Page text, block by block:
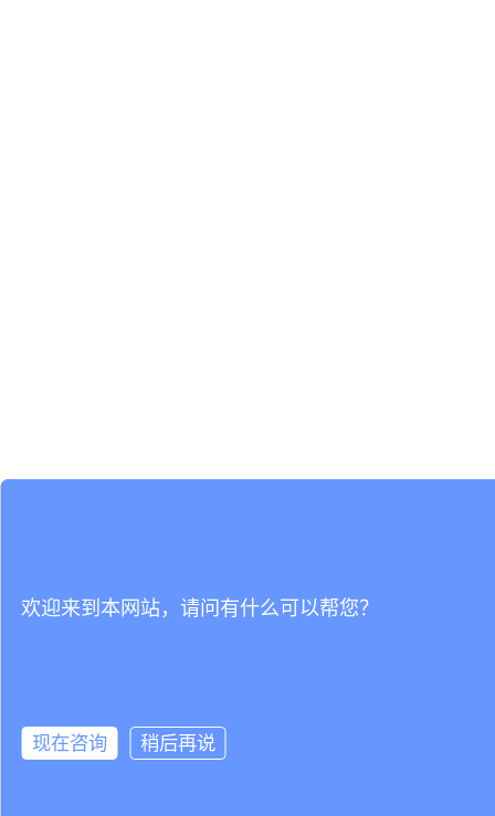
欢迎来到本网站，请问有什么可以帮您？
现在咨询 稍后再说